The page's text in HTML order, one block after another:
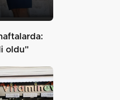
oldu"